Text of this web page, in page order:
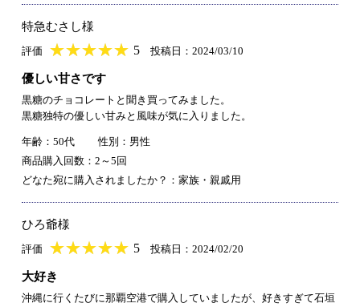
特急むさし様
評価 ★★★★★
★★★★★ 5 投稿日：2024/03/10
優しい甘さです
黒糖のチョコレートと聞き買ってみました。
黒糖独特の優しい甘みと風味が気に入りました。
年齢：50代
性別：男性
商品購入回数：2～5回
どなた宛に購入されましたか？：家族・親戚用
ひろ爺様
評価 ★★★★★
★★★★★ 5 投稿日：2024/02/20
大好き
沖縄に行くたびに那覇空港で購入していましたが、好きすぎて石垣